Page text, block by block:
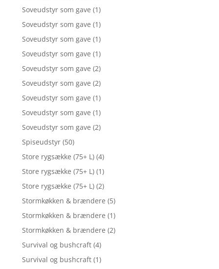
Soveudstyr som gave (1)
Soveudstyr som gave (1)
Soveudstyr som gave (1)
Soveudstyr som gave (1)
Soveudstyr som gave (2)
Soveudstyr som gave (2)
Soveudstyr som gave (1)
Soveudstyr som gave (1)
Soveudstyr som gave (2)
Spiseudstyr (50)
Store rygsække (75+ L) (4)
Store rygsække (75+ L) (1)
Store rygsække (75+ L) (2)
Stormkøkken & brændere (5)
Stormkøkken & brændere (1)
Stormkøkken & brændere (2)
Survival og bushcraft (4)
Survival og bushcraft (1)